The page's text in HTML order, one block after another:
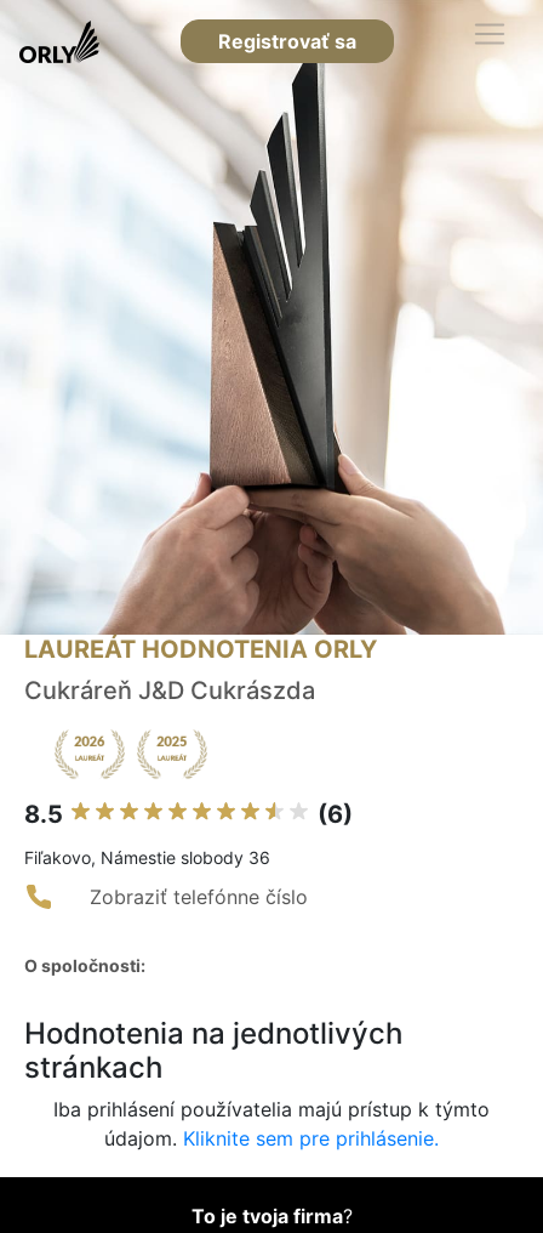
Registrovať sa
LAUREÁT HODNOTENIA ORLY
Cukráreň J&D Cukrászda
8.5 (6)
Fiľakovo, Námestie slobody 36
Zobraziť telefónne číslo
O spoločnosti:
Hodnotenia na jednotlivých
stránkach
Iba prihlásení používatelia majú prístup k týmto
údajom. Kliknite sem pre prihlásenie.
To je tvoja firma?